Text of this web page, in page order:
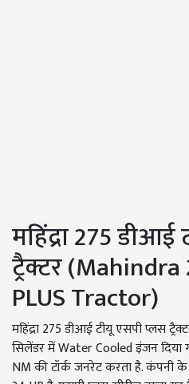
महिंद्रा 275
ट्रैक्टर (Mahindra
PLUS Tractor)
महिंद्रा 275 डीआई टीयू एसपी प्लस
सिलेंडर में Water Cooled इंजन दिया
NM की टॉर्क जनरेट करता है. कंपनी